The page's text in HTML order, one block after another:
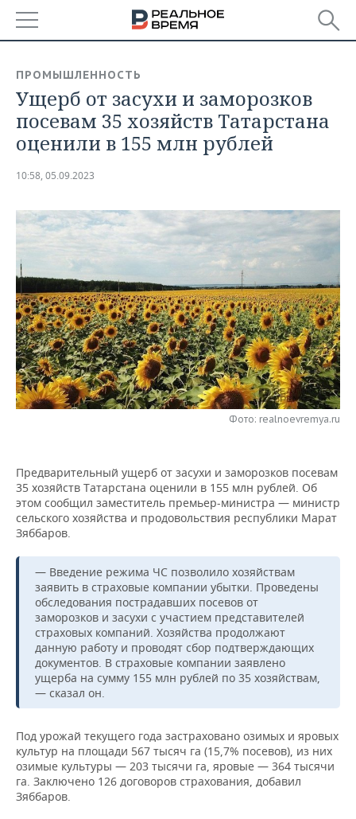
БАШКОРТОСТАН
ТАТАРСТАН
НОВОСТИ
АНАЛИТИКА
КОРОЛИ ГОСЗАКАЗА ПФО
ВУЗЫ ТАТАРСТАНА
КОМУ ПРИНАДЛЕЖАТ
ТОРГОВЫЕ ЦЕНТРЫ
ТАТАРСТАНА
ФИНАНСЫ
БАНКИ
БЮДЖЕТ
ИНВЕСТИЦИИ
НОВОСТИ
ПРОМЫШЛЕННОСТИ
АГРОПРОМ
МАШИНОСТРОЕНИЕ
НЕФТЕХИМИЯ
НЕФТЬ
ЭНЕРГЕТИКА
НЕДВИЖИМОСТЬ
НОВОСТИ НЕДВИЖИМОСТИ
АВТО
НОВОСТИ АВТО
БИЗНЕС
НОВОСТИ БИЗНЕСА
РОЗНИЧНАЯ ТОРГОВЛЯ
ТЕХНОЛОГИИ
НОВОСТИ ТЕХНОЛОГИЙ
ТЕЛЕКОММУНИКАЦИИ
МЕРОПРИЯТИЯ
БИЗНЕС-БРАНЧИ
ONLINE-КОНФЕРЕНЦИИ
ОТКРЫТАЯ ЛЕКЦИЯ
ФУТБОЛ
ХОККЕЙ
БАСКЕТБОЛ
ВОЛЕЙБОЛ
КИБЕРСПОРТ
ФИГУРНОЕ КАТАНИЕ
ХОККЕЙ С МЯЧОМ
НОВОСТИ ОБЩЕСТВА
ВЛАСТЬ
ИНФРАСТРУКТУРА
ИСТОРИЯ
КУЛЬТУРА
МЕДИЦИНА
ПРОИСШЕСТВИЯ
ФОТОГАЛЕРЕЯ
СЮЖЕТЫ
СПРАВОЧНИК
СПИСОК ПЕРСОН
СПИСОК КОМПАНИЙ
ПОЛНАЯ ВЕРСИЯ
ПРОМЫШЛЕННОСТЬ
Ущерб от засухи и заморозков
посевам 35 хозяйств Татарстана
оценили в 155 млн рублей
10:58, 05.09.2023
Фото: realnoevremya.ru
Предварительный ущерб от засухи и заморозков посевам
35 хозяйств Татарстана оценили в 155 млн рублей. Об
этом сообщил заместитель премьер-министра — министр
сельского хозяйства и продовольствия республики Марат
Зяббаров.
— Введение режима ЧС позволило хозяйствам
заявить в страховые компании убытки. Проведены
обследования пострадавших посевов от
заморозков и засухи с участием представителей
страховых компаний. Хозяйства продолжают
данную работу и проводят сбор подтверждающих
документов. В страховые компании заявлено
ущерба на сумму 155 млн рублей по 35 хозяйствам,
— сказал он.
Под урожай текущего года застраховано озимых и яровых
культур на площади 567 тысяч га (15,7% посевов), из них
озимые культуры — 203 тысячи га, яровые — 364 тысячи
га. Заключено 126 договоров страхования, добавил
Зяббаров.